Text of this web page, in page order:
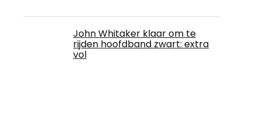
John Whitaker klaar om te
rijden hoofdband zwart: extra
vol